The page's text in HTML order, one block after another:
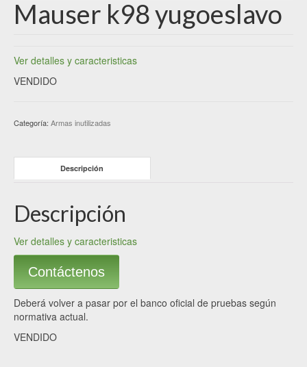
Mauser k98 yugoeslavo
Ver detalles y caracteristicas
VENDIDO
Categoría: Armas inutilizadas
Descripción
Descripción
Ver detalles y caracteristicas
Contáctenos
Deberá volver a pasar por el banco oficial de pruebas según
normativa actual.
VENDIDO